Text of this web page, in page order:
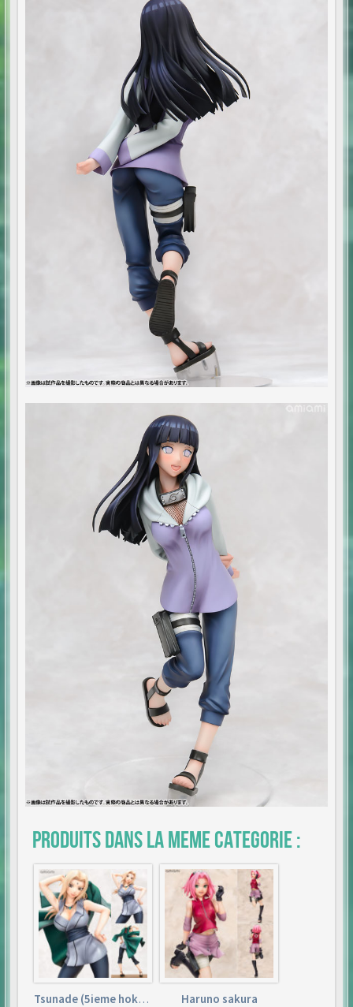
Produits dans la meme categorie :
Tsunade (5ieme hokage) Haruno sakura